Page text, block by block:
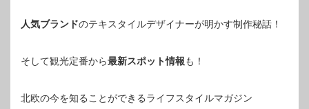
人気ブランドのテキスタイルデザイナーが明かす制作秘話！
そして観光定番から最新スポット情報も！
北欧の今を知ることができるライフスタイルマガジン